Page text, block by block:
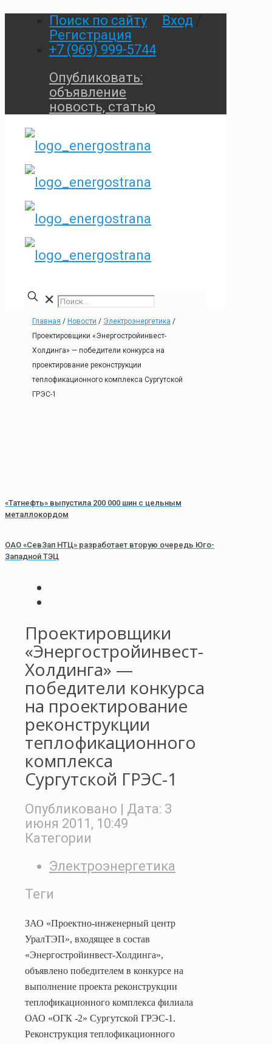
Поиск по сайту Вход
Регистрация
+7 (969) 999-5744
Опубликовать:
объявление
новость, статью
✕
Главная / Новости / Электроэнергетика /
Проектировщики «Энергостройинвест-
Холдинга» — победители конкурса на
проектирование реконструкции
теплофикационного комплекса Сургутской
ГРЭС-1
«Татнефть» выпустила 200 000 шин с цельным
металлокордом
ОАО «СевЗап НТЦ» разработает вторую очередь Юго-
Западной ТЭЦ
Проектировщики
«Энергостройинвест-
Холдинга» —
победители конкурса
на проектирование
реконструкции
теплофикационного
комплекса
Сургутской ГРЭС-1
Опубликовано | Дата: 3
июня 2011, 10:49
Категории
Электроэнергетика
Теги
ЗАО «Проектно-инженерный центр
УралТЭП», входящее в состав
«Энергостройинвест-Холдинга»,
объявлено победителем в конкурсе на
выполнение проекта реконструкции
теплофикационного комплекса филиала
ОАО «ОГК -2» Сургутской ГРЭС-1.
Реконструкция теплофикационного